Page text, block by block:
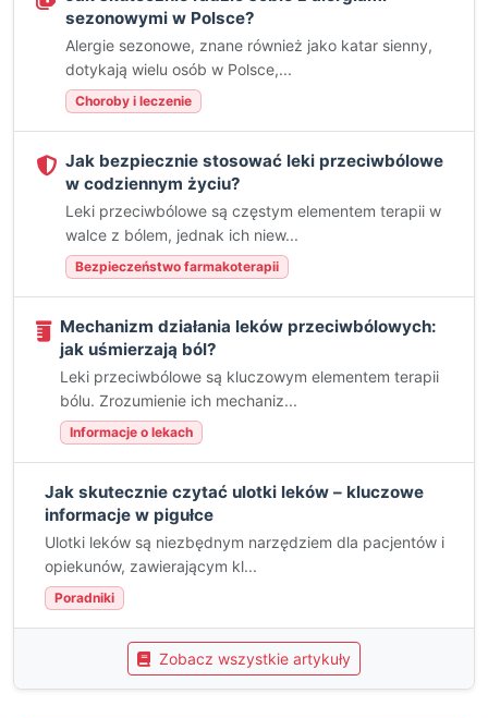
sezonowymi w Polsce?
Alergie sezonowe, znane również jako katar sienny,
dotykają wielu osób w Polsce,...
Choroby i leczenie
Jak bezpiecznie stosować leki przeciwbólowe
w codziennym życiu?
Leki przeciwbólowe są częstym elementem terapii w
walce z bólem, jednak ich niew...
Bezpieczeństwo farmakoterapii
Mechanizm działania leków przeciwbólowych:
jak uśmierzają ból?
Leki przeciwbólowe są kluczowym elementem terapii
bólu. Zrozumienie ich mechaniz...
Informacje o lekach
Jak skutecznie czytać ulotki leków – kluczowe
informacje w pigułce
Ulotki leków są niezbędnym narzędziem dla pacjentów i
opiekunów, zawierającym kl...
Poradniki
Zobacz wszystkie artykuły